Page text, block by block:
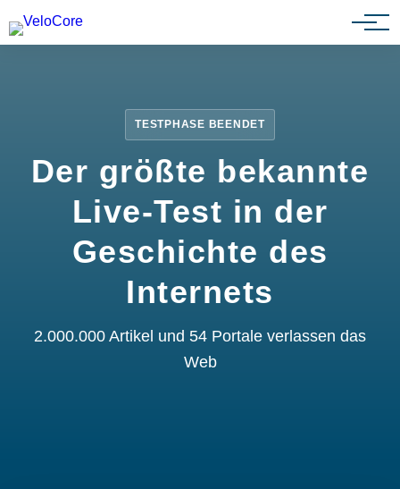
Partnerprogramm
TESTPHASE BEENDET
Der größte bekannte
Live-Test in der
Geschichte des
Internets
2.000.000 Artikel und 54 Portale verlassen das
Web